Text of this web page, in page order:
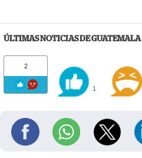
ÚLTIMAS NOTICIAS DE GUATEMALA
2
1